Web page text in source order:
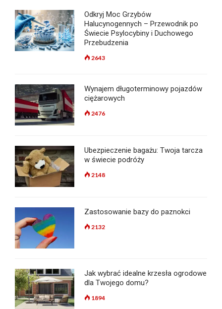
Odkryj Moc Grzybów
Halucynogennych – Przewodnik po
Świecie Psylocybiny i Duchowego
Przebudzenia
2643
Wynajem długoterminowy pojazdów
ciężarowych
2476
Ubezpieczenie bagażu: Twoja tarcza
w świecie podróży
2148
Zastosowanie bazy do paznokci
2132
Jak wybrać idealne krzesła ogrodowe
dla Twojego domu?
1894